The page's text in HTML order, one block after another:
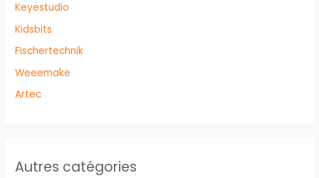
Keyestudio
Kidsbits
Fischertechnik
Weeemake
Artec
Autres catégories